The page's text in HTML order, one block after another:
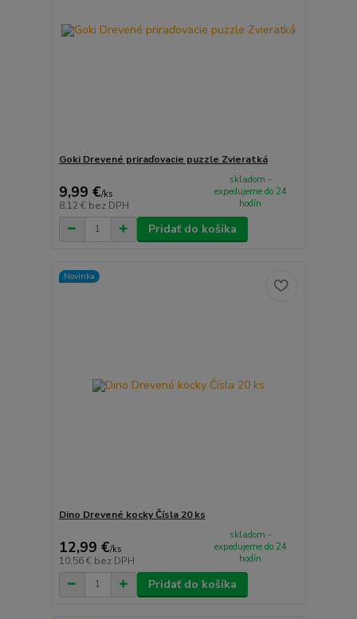
Goki Drevené priraďovacie puzzle Zvieratká
9,99 €/ks
8,12 € bez DPH
skladom -
expedujeme do 24
hodín
Pridať do košíka
Novinka
Dino Drevené kocky Čísla 20 ks
12,99 €/ks
10,56 € bez DPH
skladom -
expedujeme do 24
hodín
Pridať do košíka